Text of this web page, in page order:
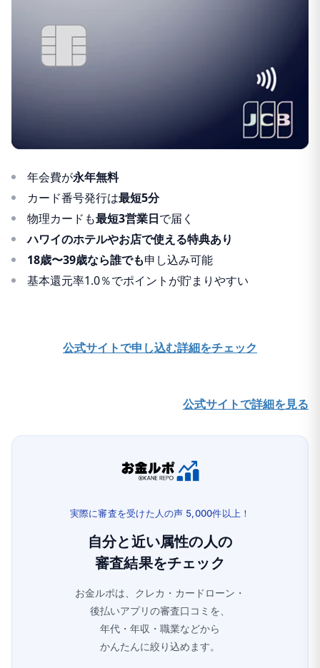
年会費が永年無料
カード番号発行は最短5分
物理カードも最短3営業日で届く
ハワイのホテルやお店で使える特典あり
18歳〜39歳なら誰でも申し込み可能
基本還元率1.0％でポイントが貯まりやすい
公式サイトで申し込む詳細をチェック
公式サイトで詳細を見る
実際に審査を受けた人の声 5,000件以上！
自分と近い属性の人の
審査結果をチェック
お金ルポは、クレカ・カードローン・
後払いアプリの審査口コミを、
年代・年収・職業などから
かんたんに絞り込めます。